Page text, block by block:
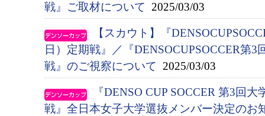
戦』ご取材について 2025/03/03
【スカウト】『
日）定期戦』／『DENSOCUPSOCCER第
戦』のご視察について 2025/03/03
『DENSO CUP SOCCER 第3回
戦』全日本女子大学選抜メンバー決定のお